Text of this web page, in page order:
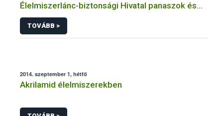
Élelmiszerlánc-biztonsági Hivatal panaszok és
közérdekű bejelentések kezeléséhez
kapcsolódó adatkezeléséhez
TOVÁBB >
2014. szeptember 1, hétfő
Akrilamid élelmiszerekben